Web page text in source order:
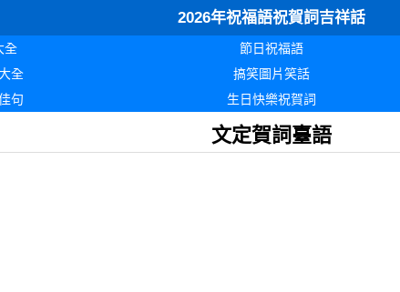
2026年祝福語祝賀詞吉祥話
全 節日祝福語
全
搞笑圖片笑話
句
生日快樂祝賀詞
文定賀詞臺語